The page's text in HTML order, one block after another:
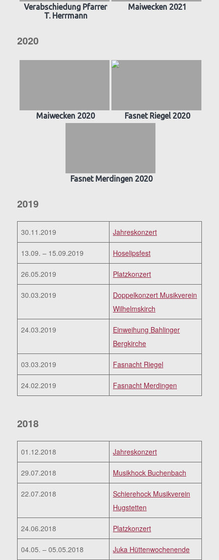
Verabschiedung Pfarrer
T. Herrmann
Maiwecken 2021
2020
Maiwecken 2020 Fasnet Riegel 2020
Fasnet Merdingen 2020
2019
30.11.2019 Jahreskonzert
13.09. – 15.09.2019 Hoselipsfest
26.05.2019 Platzkonzert
30.03.2019
Doppelkonzert Musikverein
Wilhelmskirch
24.03.2019
Einweihung Bahlinger
Bergkirche
03.03.2019 Fasnacht Riegel
24.02.2019 Fasnacht Merdingen
2018
01.12.2018 Jahreskonzert
29.07.2018 Musikhock Buchenbach
22.07.2018
Schierehock Musikverein
Hugstetten
24.06.2018 Platzkonzert
04.05. – 05.05.2018 Juka Hüttenwochenende